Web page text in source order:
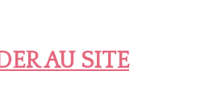
AU SITE